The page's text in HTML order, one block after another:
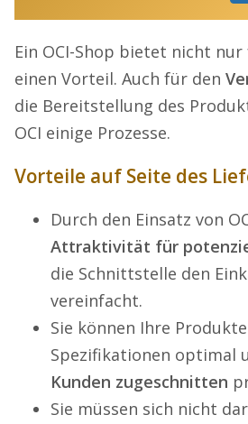
Ein OCI-Shop bietet nicht
einen Vorteil. Auch für den
die Bereitstellung des
OCI einige Prozesse.
Vorteile auf Seite des
Durch den Einsatz von
Attraktivität für
die Schnittstelle den
vereinfacht.
Sie können Ihre
Spezifikationen optimal
Kunden zugeschnitten
Sie müssen sich nicht